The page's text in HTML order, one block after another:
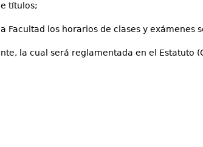
títulos;
los horarios de clases y exámenes
la cual será reglamentada en el Estatuto